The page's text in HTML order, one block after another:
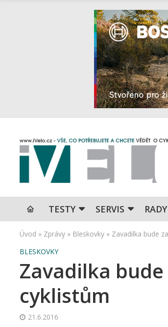
TESTY SERVIS
Úvod » Zprávy » Bleskovky » Zavadilka bude
BLESKOVKY
Zavadilka
cyklistům
21.6.2016